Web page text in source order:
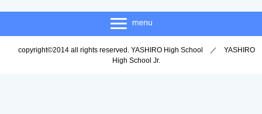
copyright©2014 all rights reserved. YASHIRO High School ／ YASHIRO
High School Jr.